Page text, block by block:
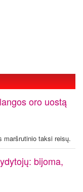
oro uostą
maršrutinio taksi reisų.
bijoma,